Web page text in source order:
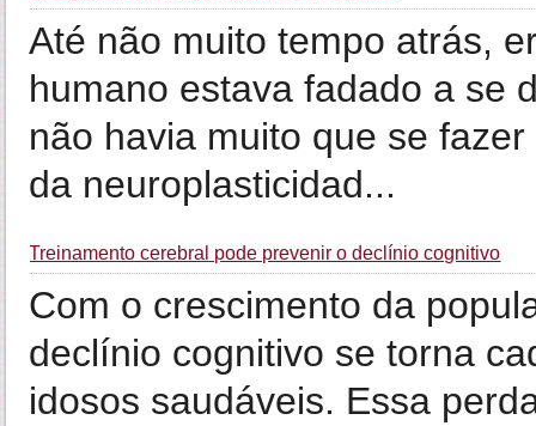
Até não muito tempo atrás,
humano estava fadado a se
não havia muito que se
da neuroplasticidad...
Treinamento cerebral pode prevenir o declínio cognitivo
Com o crescimento da
declínio cognitivo se torna
idosos saudáveis. Essa